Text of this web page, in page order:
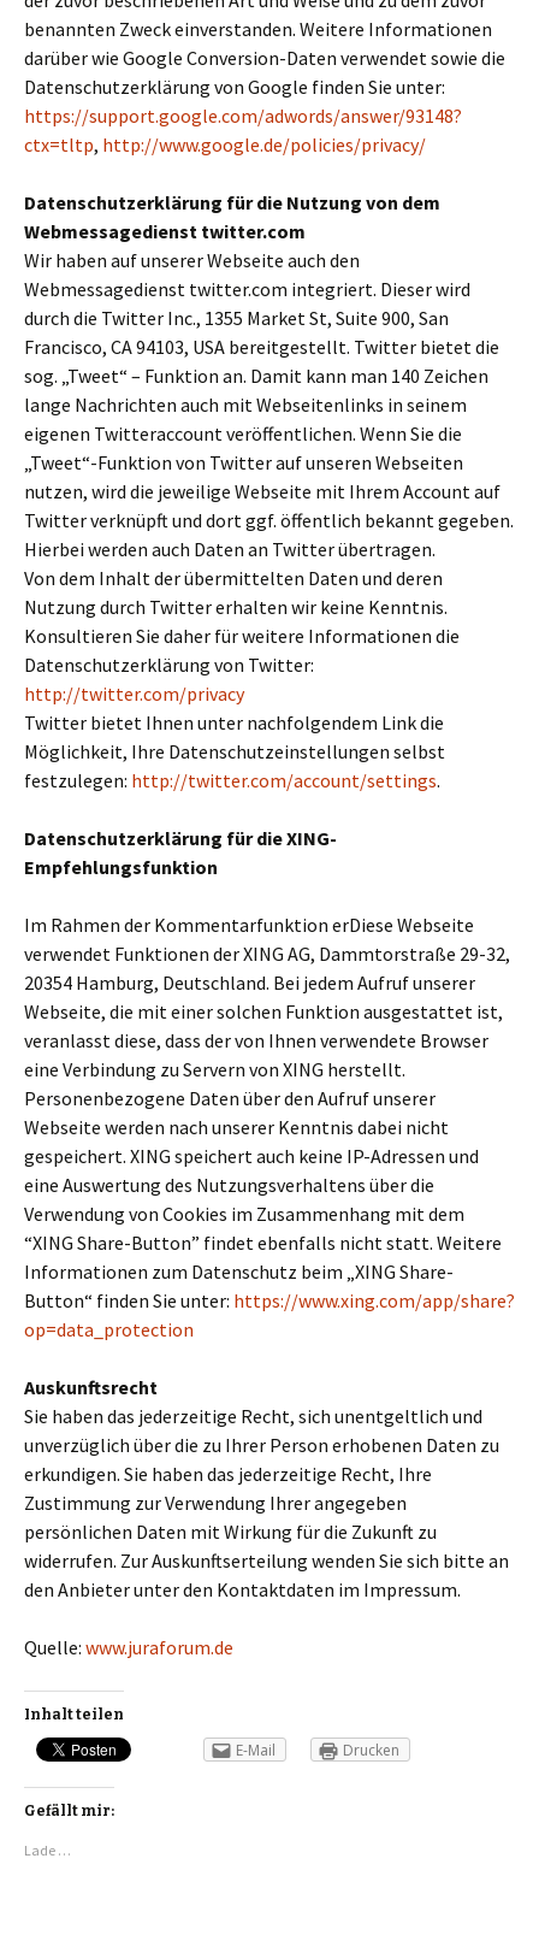
benannten Zweck einverstanden. Weitere Informationen
darüber wie Google Conversion-Daten verwendet sowie die
Datenschutzerklärung von Google finden Sie unter:
https://support.google.com/adwords/answer/93148?
ctx=tltp, http://www.google.de/policies/privacy/
Datenschutzerklärung für die Nutzung von dem
Webmessagedienst twitter.com
Wir haben auf unserer Webseite auch den
Webmessagedienst twitter.com integriert. Dieser wird
durch die Twitter Inc., 1355 Market St, Suite 900, San
Francisco, CA 94103, USA bereitgestellt. Twitter bietet die
sog. „Tweet“ – Funktion an. Damit kann man 140 Zeichen
lange Nachrichten auch mit Webseitenlinks in seinem
eigenen Twitteraccount veröffentlichen. Wenn Sie die
„Tweet“-Funktion von Twitter auf unseren Webseiten
nutzen, wird die jeweilige Webseite mit Ihrem Account auf
Twitter verknüpft und dort ggf. öffentlich bekannt gegeben.
Hierbei werden auch Daten an Twitter übertragen.
Von dem Inhalt der übermittelten Daten und deren
Nutzung durch Twitter erhalten wir keine Kenntnis.
Konsultieren Sie daher für weitere Informationen die
Datenschutzerklärung von Twitter:
http://twitter.com/privacy
Twitter bietet Ihnen unter nachfolgendem Link die
Möglichkeit, Ihre Datenschutzeinstellungen selbst
festzulegen: http://twitter.com/account/settings.
Datenschutzerklärung für die XING-
Empfehlungsfunktion
Im Rahmen der Kommentarfunktion erDiese Webseite
verwendet Funktionen der XING AG, Dammtorstraße 29-32,
20354 Hamburg, Deutschland. Bei jedem Aufruf unserer
Webseite, die mit einer solchen Funktion ausgestattet ist,
veranlasst diese, dass der von Ihnen verwendete Browser
eine Verbindung zu Servern von XING herstellt.
Personenbezogene Daten über den Aufruf unserer
Webseite werden nach unserer Kenntnis dabei nicht
gespeichert. XING speichert auch keine IP-Adressen und
eine Auswertung des Nutzungsverhaltens über die
Verwendung von Cookies im Zusammenhang mit dem
“XING Share-Button” findet ebenfalls nicht statt. Weitere
Informationen zum Datenschutz beim „XING Share-
Button“ finden Sie unter: https://www.xing.com/app/share?
op=data_protection
Auskunftsrecht
Sie haben das jederzeitige Recht, sich unentgeltlich und
unverzüglich über die zu Ihrer Person erhobenen Daten zu
erkundigen. Sie haben das jederzeitige Recht, Ihre
Zustimmung zur Verwendung Ihrer angegeben
persönlichen Daten mit Wirkung für die Zukunft zu
widerrufen. Zur Auskunftserteilung wenden Sie sich bitte an
den Anbieter unter den Kontaktdaten im Impressum.
Quelle: www.juraforum.de
Inhalt teilen
E-Mail Drucken
Gefällt mir:
Lade …